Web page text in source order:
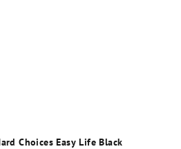
Choices Easy Life Black